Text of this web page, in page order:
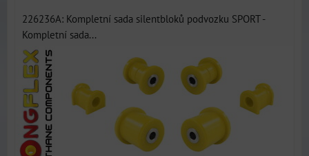
226236A: Kompletní sada silentbloků podvozku SPORT -
Kompletní sada...